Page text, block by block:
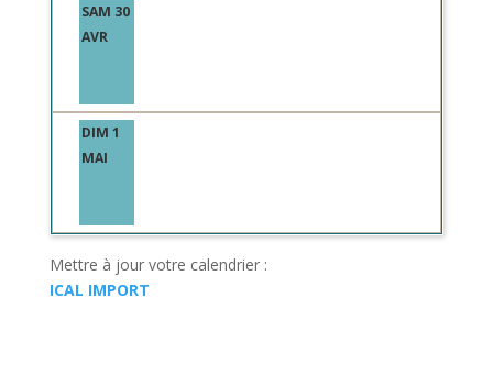
SAM 30
AVR
DIM 1
MAI
Mettre à jour votre calendrier :
ICAL IMPORT